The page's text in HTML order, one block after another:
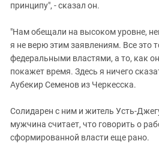
принципу", - сказал он.
"Нам обещали на высоком уровне,
я не верю этим заявлениям. Все это
федеральными властями, а то, как
покажет время. Здесь я ничего
Аубекир Семенов из Черкесска.
Солидарен с ним и житель Усть-
мужчина считает, что говорить о
сформированной власти еще рано.